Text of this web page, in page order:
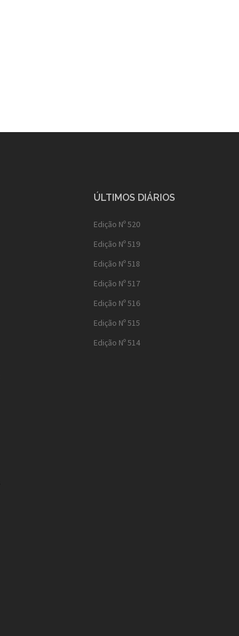
ÚLTIMOS DIÁRIOS
Edição Nº 520
Edição Nº 519
Edição Nº 518
Edição Nº 517
Edição Nº 516
Edição Nº 515
Edição Nº 514